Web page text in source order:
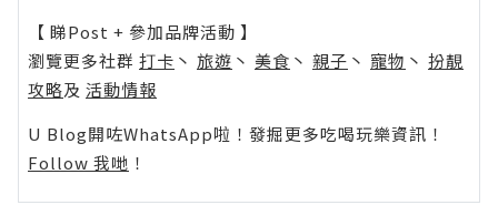
【 睇Post + 參加品牌活動 】
瀏覽更多社群 打卡 丶 旅遊 丶 美食 丶 親子 丶 寵物 丶 扮靚
攻略及 活動情報
U Blog開咗WhatsApp啦！發掘更多吃喝玩樂資訊！
Follow 我哋 ！